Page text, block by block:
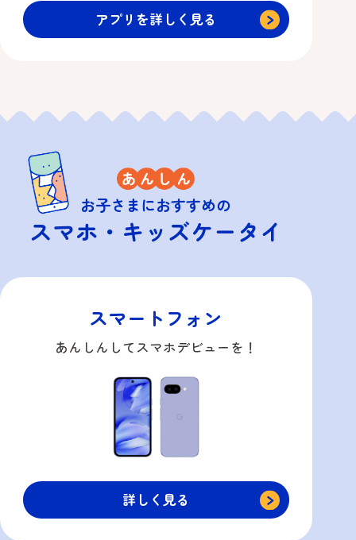
アプリを詳しく見る
お子さまにおすすめの
スマホ・キッズケータイ​
スマートフォン
あんしんしてスマホデビューを！
詳しく見る